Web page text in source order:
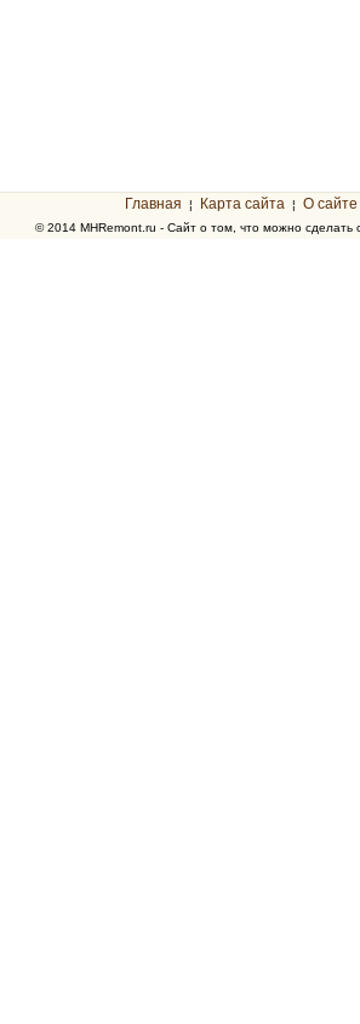
Главная ¦ Карта сайта ¦ О сайте
© 2014 MHRemont.ru - Сайт о том, что можно сделать